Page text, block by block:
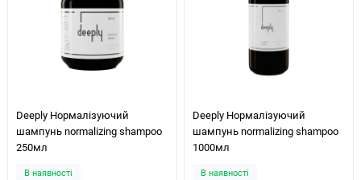
Deeply Нормалізуючий
шампунь normalizing shampoo
250мл
В наявності
Deeply Нормалізуючий
шампунь normalizing shampoo
1000мл
В наявності